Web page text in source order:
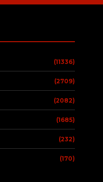
(11336)
(2709)
(2082)
(1685)
(232)
(170)